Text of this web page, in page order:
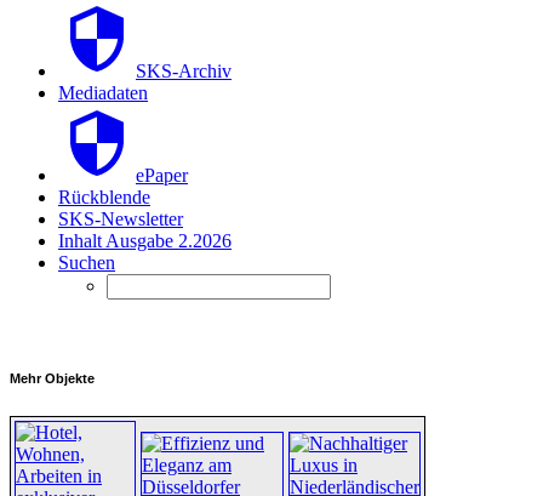
SKS-Archiv
Mediadaten
ePaper
Rückblende
SKS-Newsletter
Inhalt Ausgabe 2.2026
Suchen
Mehr Objekte